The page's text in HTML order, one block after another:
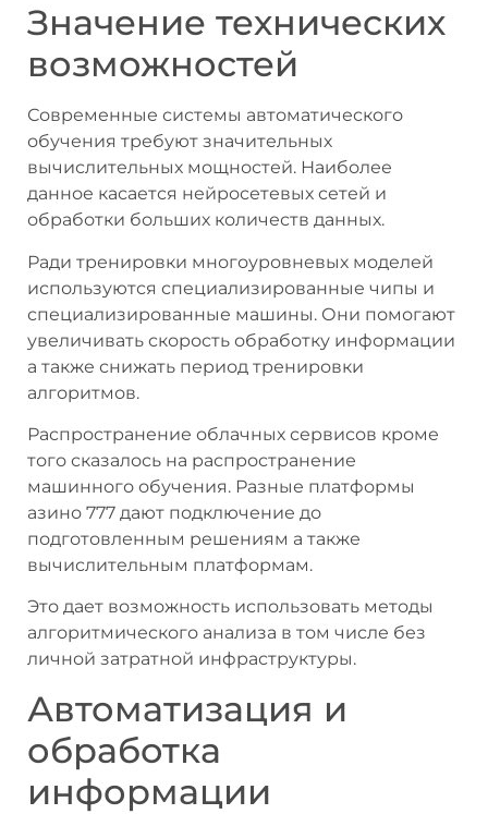
Значение технических
возможностей
Современные системы автоматического
обучения требуют значительных
вычислительных мощностей. Наиболее
данное касается нейросетевых сетей и
обработки больших количеств данных.
Ради тренировки многоуровневых моделей
используются специализированные чипы и
специализированные машины. Они помогают
увеличивать скорость обработку информации
а также снижать период тренировки
алгоритмов.
Распространение облачных сервисов кроме
того сказалось на распространение
машинного обучения. Разные платформы
азино 777 дают подключение до
подготовленным решениям а также
вычислительным платформам.
Это дает возможность использовать методы
алгоритмического анализа в том числе без
личной затратной инфраструктуры.
Автоматизация и
обработка
информации